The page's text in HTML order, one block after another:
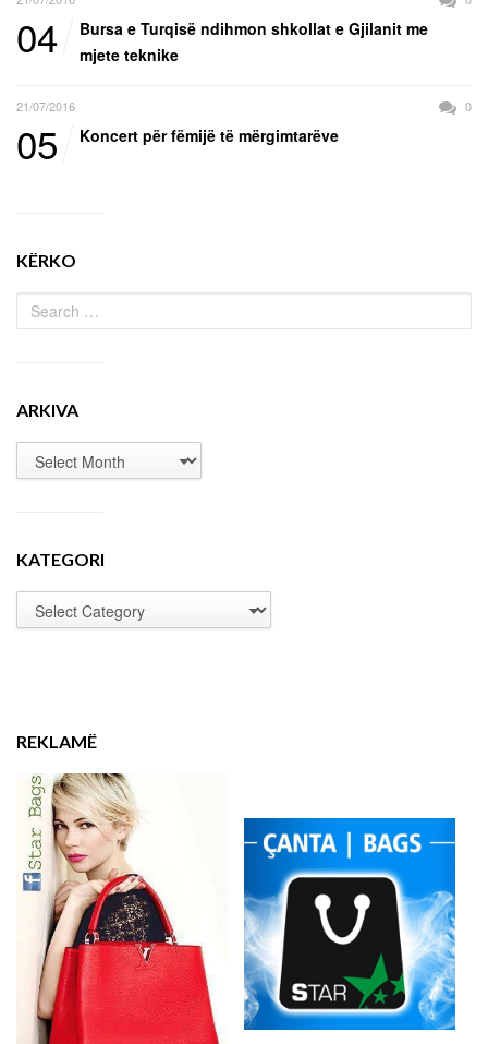
04
Bursa e Turqisë ndihmon shkollat e Gjilanit me
mjete teknike
21/07/2016 0
05 Koncert për fëmijë të mërgimtarëve
KËRKO
ARKIVA
KATEGORI
REKLAMË